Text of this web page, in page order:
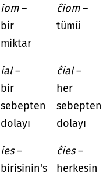
iom–
bir
miktar
ĉiom–
tümü
ial–
bir
sebepten
dolayı
ĉial–
her
sebepten
dolayı
ies–
birisinin's
ĉies–
herkesin